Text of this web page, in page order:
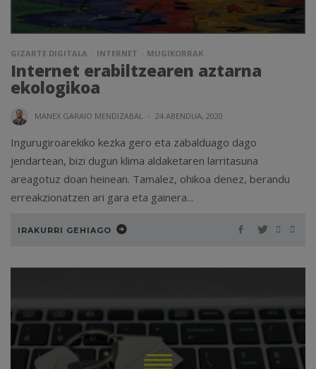
GIZARTE DIGITALA INTERNET MUGIKORRAK
Internet erabiltzearen aztarna
ekologikoa
MANEX GARAIO MENDIZABAL · 24 ABENDUA, 2020
Ingurugiroarekiko kezka gero eta zabalduago dago
jendartean, bizi dugun klima aldaketaren larritasuna
areagotuz doan heinean. Tamalez, ohikoa denez, berandu
erreakzionatzen ari gara eta gainera...
IRAKURRI GEHIAGO